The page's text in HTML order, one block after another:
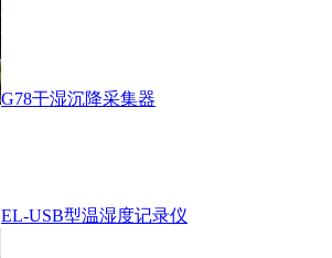
G78干湿沉降采集器
EL-USB型温湿度记录仪